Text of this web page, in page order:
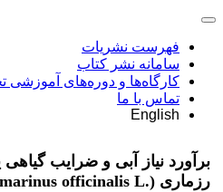
فهرست نشریات
سامانه نشر کتاب
کارگاه‌ها و دوره‌های
تماس با ما
English
برآورد نیاز آبی و ضرایب
رزماری (.Rosmarinus officinalis L) در اقلیم نیمه‌خشک